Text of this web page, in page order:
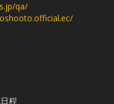
qa/
程